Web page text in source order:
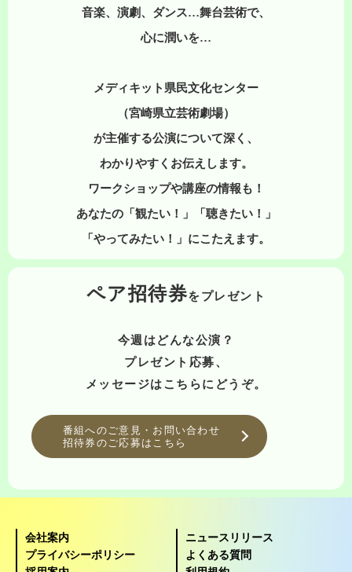
音楽、演劇、ダンス…舞台芸術で、
心に潤いを…
メディキット県民文化センター
（宮崎県立芸術劇場）
が主催する公演について深く、
わかりやすくお伝えします。
ワークショップや講座の情報も！
あなたの「観たい！」「聴きたい！」
「やってみたい！」にこたえます。
ペア招待券をプレゼント
今週はどんな公演？
プレゼント応募、
メッセージはこちらにどうぞ。
番組へのご意見・お問い合わせ
招待券のご応募はこちら
会社案内
ニュースリリース
プライバシーポリシー
よくある質問